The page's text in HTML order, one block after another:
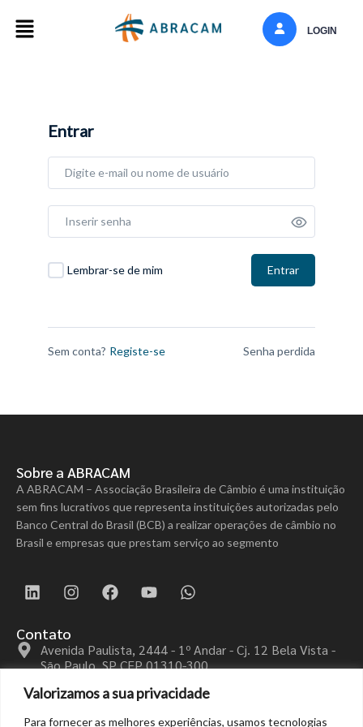
Valorizamos a sua privacidade
Para fornecer as melhores experiências, usamos tecnologias
LOGIN
Entrar
Lembrar-se de mim Entrar
Sem conta? Registe-se Senha perdida
Sobre a ABRACAM
A ABRACAM – Associação Brasileira de Câmbio é uma instituição
sem fins lucrativos que representa instituições autorizadas pelo
Banco Central do Brasil (BCB) a realizar operações de câmbio no
Brasil e empresas que prestam serviço ao segmento
Contato
Avenida Paulista, 2444 - 1º Andar - Cj. 12 Bela Vista -
São Paulo, SP CEP 01310-300
educacional@abracam.com